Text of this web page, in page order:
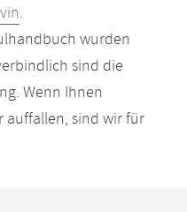
.
wurden
sind die
Wenn Ihnen
auffallen, sind wir für